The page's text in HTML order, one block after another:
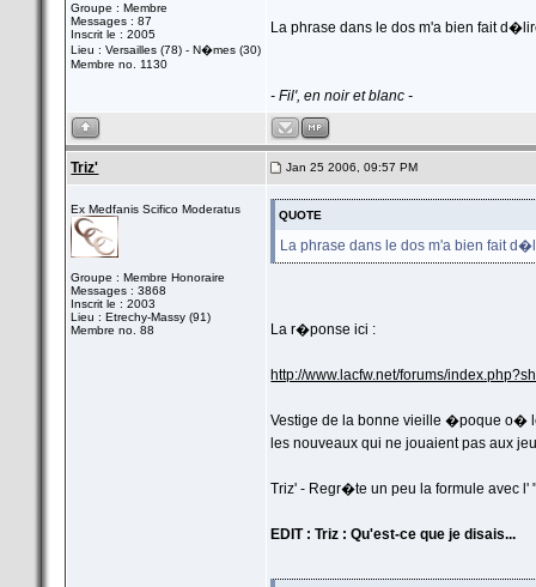
Groupe : Membre
Messages : 87
Inscrit le : 2005
Lieu : Versailles (78) - N�mes (30)
Membre no. 1130
La phrase dans le dos m'a bien fait
- Fil', en noir et blanc -
Triz' Jan 25 2006, 09:57 PM
Ex Medfanis Scifico Moderatus
Groupe : Membre Honoraire
Messages : 3868
Inscrit le : 2003
Lieu : Etrechy-Massy (91)
Membre no. 88
QUOTE
La phrase dans le dos m'a bien fait
La r�ponse ici :
http://www.lacfw.net/forums/
Vestige de la bonne vieille �poque o�
les nouveaux qui ne jouaient pas aux
Triz' - Regr�te un peu la formule avec
EDIT : Triz : Qu'est-ce que je disais...